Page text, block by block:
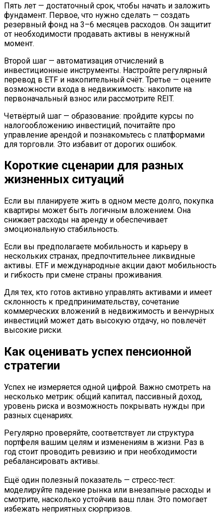
Пять лет — достаточный срок, чтобы начать и заложить
фундамент. Первое, что нужно сделать — создать
резервный фонд на 3–6 месяцев расходов. Он защитит
от необходимости продавать активы в ненужный
момент.
Второй шаг — автоматизация отчислений в
инвестиционные инструменты. Настройте регулярный
перевод в ETF и накопительный счёт. Третье — оцените
возможности входа в недвижимость: накопите на
первоначальный взнос или рассмотрите REIT.
Четвёртый шаг — образование: пройдите курсы по
налогообложению инвестиций, почитайте про
управление арендой и познакомьтесь с платформами
для торговли. Это избавит от дорогих ошибок.
Короткие сценарии для разных
жизненных ситуаций
Если вы планируете жить в одном месте долго, покупка
квартиры может быть логичным вложением. Она
снижает расходы на аренду и обеспечивает
эмоциональную стабильность.
Если вы предполагаете мобильность и карьеру в
нескольких странах, предпочтительнее ликвидные
активы. ETF и международные акции дают мобильность
и гибкость при смене страны проживания.
Для тех, кто готов активно управлять активами и имеет
склонность к предпринимательству, сочетание
коммерческих вложений в недвижимость и венчурных
инвестиций может дать высокую отдачу, но повлечёт
высокие риски.
Как оценивать успех пенсионной
стратегии
Успех не измеряется одной цифрой. Важно смотреть на
несколько метрик: общий капитал, пассивный доход,
уровень риска и возможность покрывать нужды при
разных сценариях.
Регулярно проверяйте, соответствует ли структура
портфеля вашим целям и изменениям в жизни. Раз в
год стоит проводить ревизию и при необходимости
ребалансировать активы.
Ещё один полезный показатель — стресс‑тест:
моделируйте падение рынка или внезапные расходы и
смотрите, насколько устойчив ваш план. Это помогает
избежать неприятных сюрпризов.